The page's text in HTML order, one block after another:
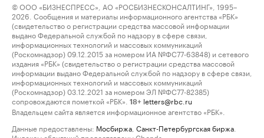
© ООО «БИЗНЕСПРЕСС», АО «РОСБИЗНЕСКОНСАЛТИНГ», 1995–
2026. Сообщения и материалы информационного агентства «РБК»
(свидетельство о регистрации средства массовой информации
выдано Федеральной службой по надзору в сфере связи,
информационных технологий и массовых коммуникаций
(Роскомнадзор) 09.12.2015 за номером ИА №ФС77-63848) и сетевого
издания «РБК» (свидетельство о регистрации средства массовой
информации выдано Федеральной службой по надзору в сфере связи,
информационных технологий и массовых коммуникаций
(Роскомнадзор) 03.12.2021 за номером ЭЛ №ФС77-82385)
сопровождаются пометкой «РБК».
18+ letters@rbc.ru
Владельцем сайта является информационное агентство «РБК».
Данные предоставлены: Мосбиржа Санкт-Петербургская биржа